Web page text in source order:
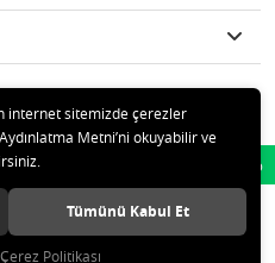
SAN TİC LTD ŞTİ Tüm hakları
Whatsapp
internet sitemizde çerezler
Metni’ni okuyabilir ve
Tümünü Kabul Et
Politikası